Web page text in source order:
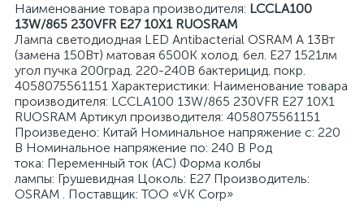
Наименование товара производителя: LCCLA100
13W/865 230VFR E27 10X1 RUOSRAM
Лампа светодиодная LED Antibacterial OSRAM A 13Вт
(замена 150Вт) матовая 6500К холод. бел. E27 1521лм
угол пучка 200град. 220-240В бактерицид. покр.
4058075561151 Характеристики: Наименование товара
производителя: LCCLA100 13W/865 230VFR E27 10X1
RUOSRAM Артикул производителя: 4058075561151
Произведено: Китай Номинальное напряжение с: 220
В Номинальное напряжение по: 240 В Род
тока: Переменный ток (AC) Форма колбы
лампы: Грушевидная Цоколь: E27 Производитель:
OSRAM . Поставщик: ТОО «VK Corp»